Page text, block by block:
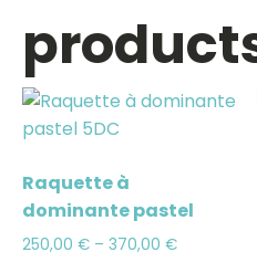
Raquette à
dominante pastel
250,00 € – 370,00 €